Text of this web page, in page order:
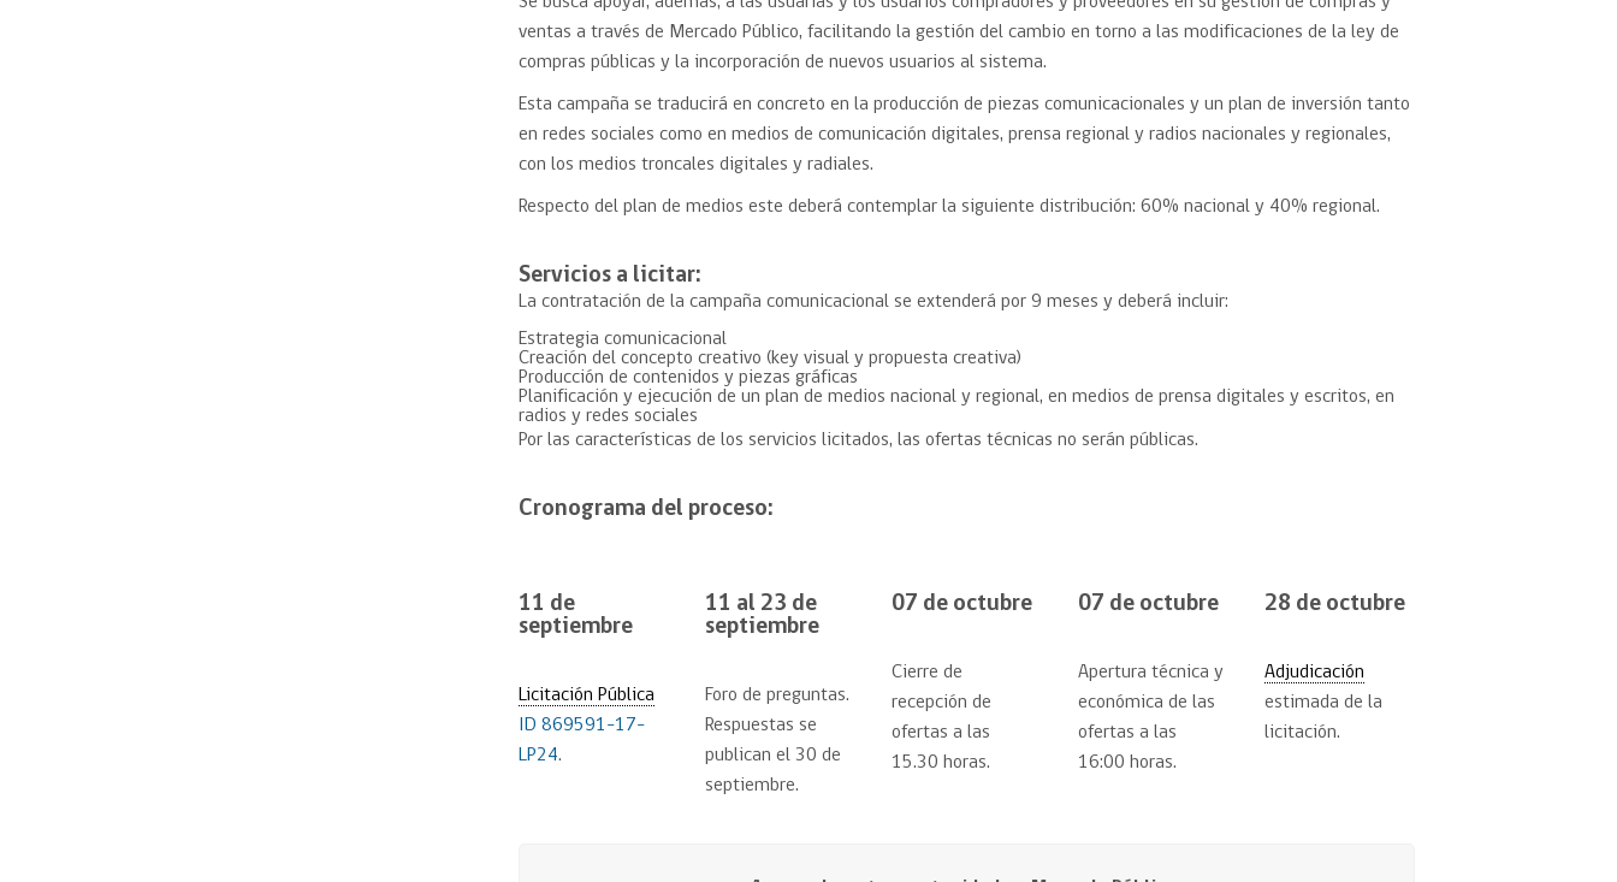
ventas a través de Mercado Público, facilitando la gestión del cambio en torno a las modificaciones de la ley de
compras públicas y la incorporación de nuevos usuarios al sistema.
Esta campaña se traducirá en concreto en la producción de piezas comunicacionales y un plan de inversión tanto
en redes sociales como en medios de comunicación digitales, prensa regional y radios nacionales y regionales,
con los medios troncales digitales y radiales.
Respecto del plan de medios este deberá contemplar la siguiente distribución: 60% nacional y 40% regional.
Servicios a licitar:
La contratación de la campaña comunicacional se extenderá por 9 meses y deberá incluir:
Estrategia comunicacional
Creación del concepto creativo (key visual y propuesta creativa)
Producción de contenidos y piezas gráficas
Planificación y ejecución de un plan de medios nacional y regional, en medios de prensa digitales y escritos, en
radios y redes sociales
Por las características de los servicios licitados, las ofertas técnicas no serán públicas.
Cronograma del proceso:
11 de
septiembre
Licitación Pública
ID 869591-17-
LP24.
11 al 23 de
septiembre
Foro de preguntas.
Respuestas se
publican el 30 de
septiembre.
07 de octubre
Cierre de
recepción de
ofertas a las
15.30 horas.
07 de octubre
Apertura técnica y
económica de las
ofertas a las
16:00 horas.
28 de octubre
Adjudicación
estimada de la
licitación.